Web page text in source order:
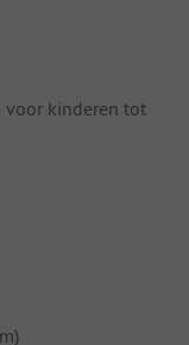
voor kinderen tot